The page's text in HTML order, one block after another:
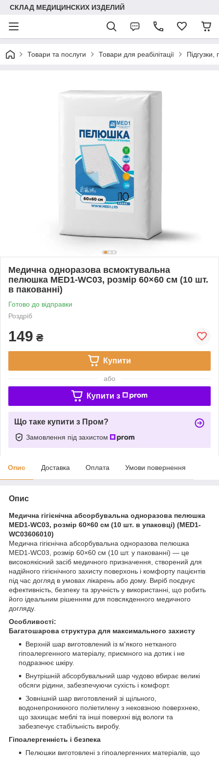
СКЛАД МЕДИЦИНСКИХ ИЗДЕЛИЙ
Товари та послуги Товари для реабілітації
Медична одноразова всмоктувальна
пелюшка MED1-WC03, розмір 60×60 см (10 шт.
в пакованні)
Готово до відправки
Роздріб
149 ₴
Купити
або
Купити з
Що таке купити з Пром?
Замовлення під захистом
Опис Доставка Оплата Умови повернення
Опис
Медична гігієнічна абсорбувальна одноразова пелюшка
MED1-WC03, розмір 60×60 см (10 шт. в упаковці) (MED1-
WC03606010)
Медична гігієнічна абсорбувальна одноразова пелюшка
MED1-WC03, розмір 60×60 см (10 шт. у пакованні) — це
високоякісний засіб медичного призначення, створений для
надійного гігієнічного захисту поверхонь і комфорту пацієнтів
під час догляд в умовах лікарень або дому. Виріб поєднує
ефективність, безпеку та зручність у використанні, що робить
його ідеальним рішенням для повсякденного медичного
догляду.
Особливості:
Багатошарова структура для максимального захисту
Верхній шар виготовлений із м'якого нетканого
гіпоалергенного матеріалу, приємного на дотик і не
подразнює шкіру.
Внутрішній абсорбувальний шар чудово вбирає великі
обсяги рідини, забезпечуючи сухість і комфорт.
Зовнішній шар виготовлений зі щільного,
водонепроникного поліетилену з нековзною поверхнею,
що захищає меблі та інші поверхні від вологи та
забезпечує стабільність виробу.
Гіпоалергенність і безпека
Пелюшки виготовлені з гіпоалергенних матеріалів, що